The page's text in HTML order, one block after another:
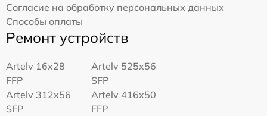
Согласие на обработку персональных данных
Способы оплаты
Ремонт устройств
Artelv 16x28
FFP
Artelv 525x56
SFP
Artelv 312x56
SFP
Artelv 416x50
FFP